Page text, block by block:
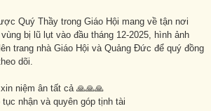
Quý Thầy trong Giáo Hội mang về tận nơi
bị lũ lụt vào đầu tháng 12-2025, hình ảnh
trang nhà Giáo Hội và Quảng Đức để quý đồng
dõi.
niệm ân tất cả 🙏🙏🙏
nhận và quyên góp tịnh tài